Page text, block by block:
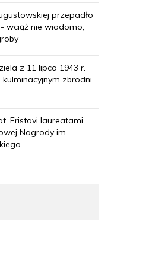
przepadło
wciąż nie wiadomo,
z 11 lipca 1943 r.
kulminacyjnym zbrodni
Eristavi laureatami
Nagrody im.